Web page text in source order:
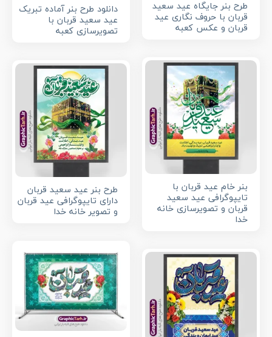
دانلود طرح بنر آماده تبریک
عید سعید قربان با
تصویرسازی کعبه
طرح بنر جایگاه عید سعید
قربان با حروف نگاری عید
قربان و عکس کعبه
بنر خام عید قربان با
تایپوگرافی عید سعید
قربان و تصویرسازی خانه
خدا
طرح بنر عید سعید قربان
دارای تایپوگرافی عید قربان
و تصویر خانه خدا